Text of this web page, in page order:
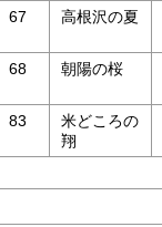
67 高根沢の夏
68 朝陽の桜
83
米どころの
翔